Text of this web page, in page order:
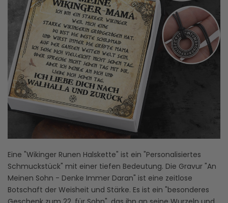
Eine "Wikinger Runen Halskette" ist ein "Personalisiertes
Schmuckstück" mit einer tiefen Bedeutung. Die Gravur "An
Meinen Sohn - Denke Immer Daran" ist eine zeitlose
Botschaft der Weisheit und Stärke. Es ist ein "besonderes